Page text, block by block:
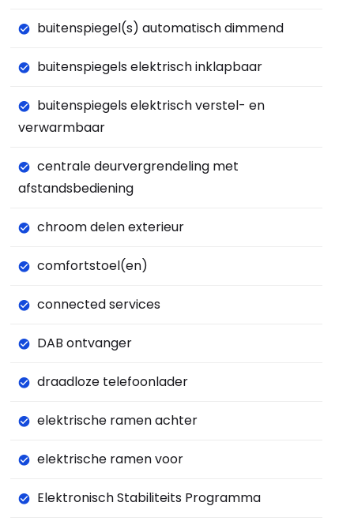
buitenspiegel(s) automatisch dimmend
buitenspiegels elektrisch inklapbaar
buitenspiegels elektrisch verstel- en
verwarmbaar
centrale deurvergrendeling met
afstandsbediening
chroom delen exterieur
comfortstoel(en)
connected services
DAB ontvanger
draadloze telefoonlader
elektrische ramen achter
elektrische ramen voor
Elektronisch Stabiliteits Programma